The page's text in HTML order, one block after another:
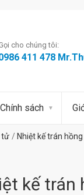
cho chúng tôi:
411 478
Chính sách
tử Nhiệt kế trán
kế trán